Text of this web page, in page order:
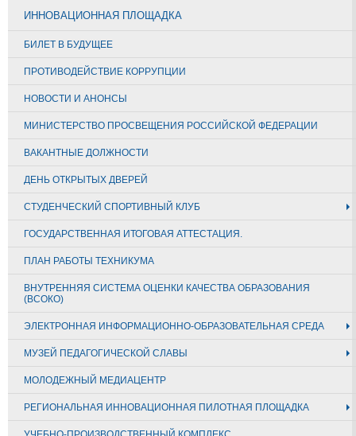
ИННОВАЦИОННАЯ ПЛОЩАДКА
БИЛЕТ В БУДУЩЕЕ
ПРОТИВОДЕЙСТВИЕ КОРРУПЦИИ
НОВОСТИ И АНОНСЫ
МИНИСТЕРСТВО ПРОСВЕЩЕНИЯ РОССИЙСКОЙ ФЕДЕРАЦИИ
ВАКАНТНЫЕ ДОЛЖНОСТИ
ДЕНЬ ОТКРЫТЫХ ДВЕРЕЙ
СТУДЕНЧЕСКИЙ СПОРТИВНЫЙ КЛУБ
ГОСУДАРСТВЕННАЯ ИТОГОВАЯ АТТЕСТАЦИЯ.
ПЛАН РАБОТЫ ТЕХНИКУМА
ВНУТРЕННЯЯ СИСТЕМА ОЦЕНКИ КАЧЕСТВА ОБРАЗОВАНИЯ
(ВСОКО)
ЭЛЕКТРОННАЯ ИНФОРМАЦИОННО-ОБРАЗОВАТЕЛЬНАЯ СРЕДА
МУЗЕЙ ПЕДАГОГИЧЕСКОЙ СЛАВЫ
МОЛОДЕЖНЫЙ МЕДИАЦЕНТР
РЕГИОНАЛЬНАЯ ИННОВАЦИОННАЯ ПИЛОТНАЯ ПЛОЩАДКА